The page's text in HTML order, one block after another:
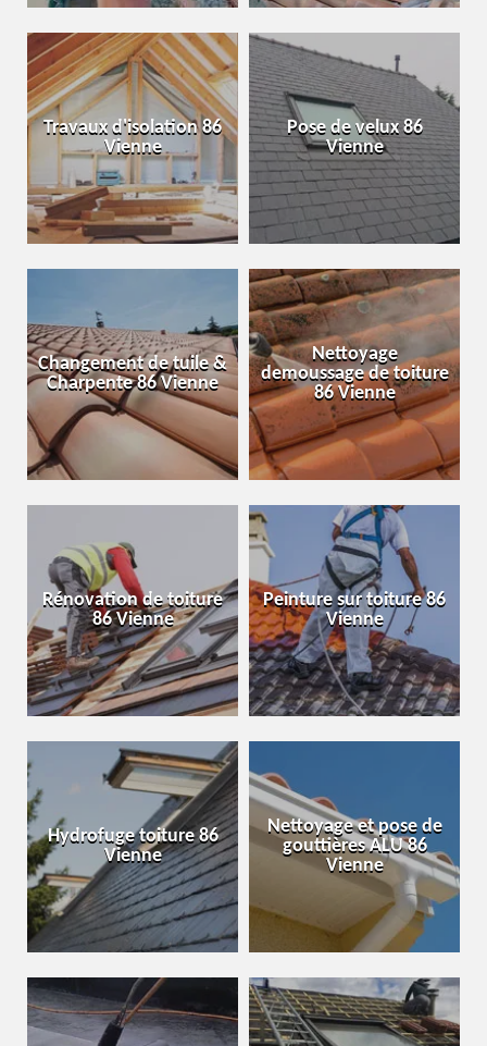
Travaux d'isolation 86
Vienne
Pose de velux 86
Vienne
Changement de tuile &
Charpente 86 Vienne
Nettoyage
demoussage de toiture
86 Vienne
Rénovation de toiture
86 Vienne
Peinture sur toiture 86
Vienne
Hydrofuge toiture 86
Vienne
Nettoyage et pose de
gouttières ALU 86
Vienne